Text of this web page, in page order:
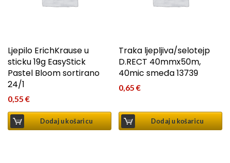
Ljepilo ErichKrause u
sticku 19g EasyStick
Pastel Bloom sortirano
24/1
0,55 €
Dodaj u košaricu
Traka ljepljiva/selotejp
D.RECT 40mmx50m,
40mic smeđa 13739
0,65€
Dodaj u košaricu